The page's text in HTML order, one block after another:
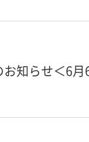
知らせ＜6